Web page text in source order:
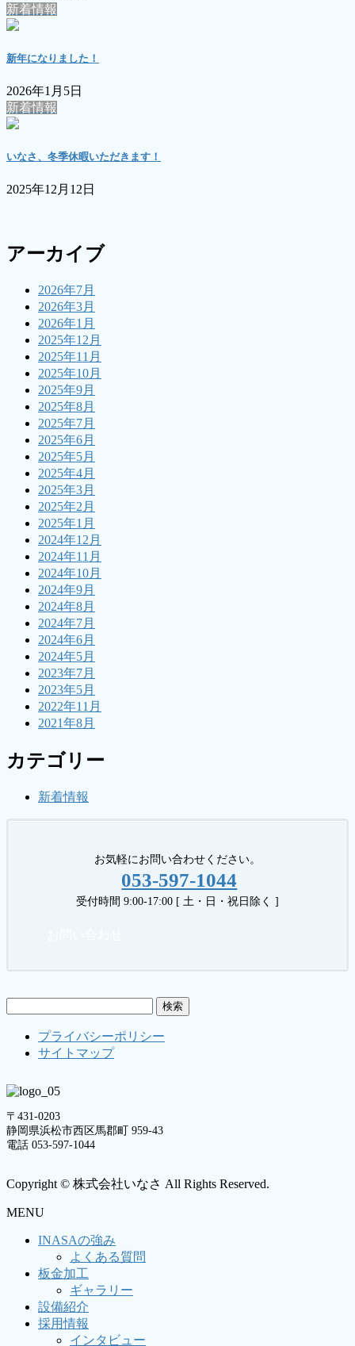
新着情報
新年になりました！
2026年1月5日
新着情報
いなさ、冬季休暇いただきます！
2025年12月12日
アーカイブ
2026年7月
2026年3月
2026年1月
2025年12月
2025年11月
2025年10月
2025年9月
2025年8月
2025年7月
2025年6月
2025年5月
2025年4月
2025年3月
2025年2月
2025年1月
2024年12月
2024年11月
2024年10月
2024年9月
2024年8月
2024年7月
2024年6月
2024年5月
2023年7月
2023年5月
2022年11月
2021年8月
カテゴリー
新着情報
お気軽にお問い合わせください。
053-597-1044
受付時間 9:00-17:00 [ 土・日・祝日除く ]
プライバシーポリシー
サイトマップ
〒431-0203
静岡県浜松市西区馬郡町 959-43
電話 053-597-1044
Copyright © 株式会社いなさ All Rights Reserved.
MENU
INASAの強み
よくある質問
板金加工
ギャラリー
設備紹介
採用情報
インタビュー